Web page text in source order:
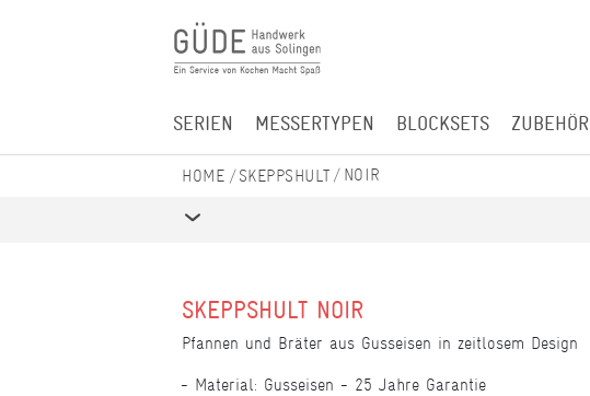
SERIEN MESSERTYPEN BLOCKSETS ZUBEHÖR
SKEPPSHULT NOIR
SKEPPSHULT NOIR
Pfannen und Bräter aus Gusseisen in zeitlosem Design
Material: Gusseisen - 25 Jahre Garantie